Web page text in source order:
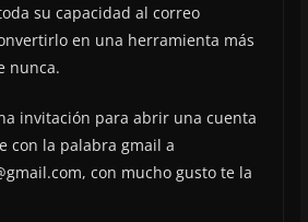
su capacidad al correo
en una herramienta más
nunca.
invitación para abrir una cuenta
con la palabra gmail a
con mucho gusto te la